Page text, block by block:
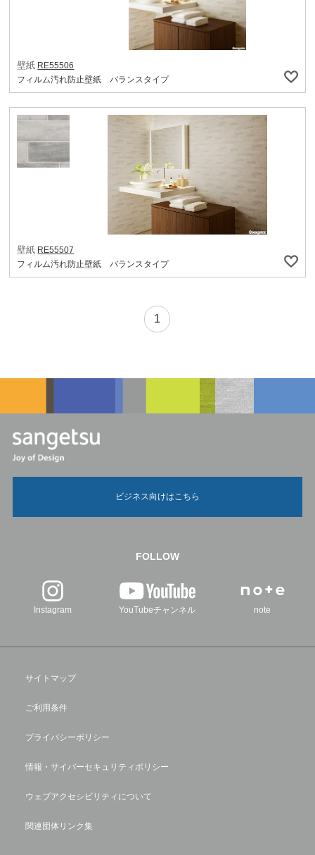
壁紙 RE55506
フィルム汚れ防止壁紙 バランスタイプ
壁紙 RE55507
フィルム汚れ防止壁紙 バランスタイプ
1
ビジネス向けはこちら
FOLLOW
Instagram YouTubeチャンネル note
サイトマップ
ご利用条件
プライバシーポリシー
情報・サイバーセキュリティポリシー
ウェブアクセシビリティについて
関連団体リンク集